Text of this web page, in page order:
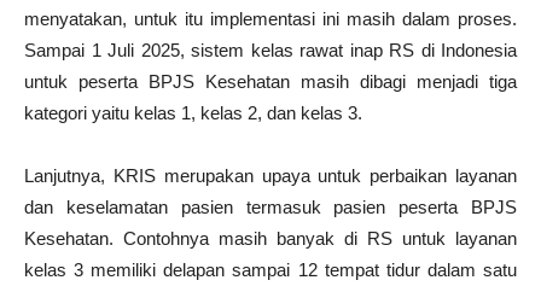
menyatakan, untuk itu implementasi ini masih dalam proses.
Sampai 1 Juli 2025, sistem kelas rawat inap RS di Indonesia
untuk peserta BPJS Kesehatan masih dibagi menjadi tiga
kategori yaitu kelas 1, kelas 2, dan kelas 3.
Lanjutnya, KRIS merupakan upaya untuk perbaikan layanan
dan keselamatan pasien termasuk pasien peserta BPJS
Kesehatan. Contohnya masih banyak di RS untuk layanan
kelas 3 memiliki delapan sampai 12 tempat tidur dalam satu